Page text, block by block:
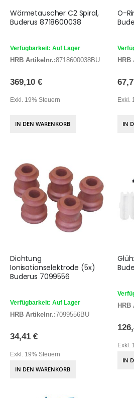
Wärmetauscher C2 Spiral,
Buderus 8718600038
Verfügbarkeit: Auf Lager
HRB Artikelnr.:8718600038BU
369,10 €
Exkl. 19% Steuern
IN DEN WARENKORB
O-
HRB
Exkl.
IN
Dichtung
Ionisationselektrode (5x)
Buderus 7099556
Verfügbarkeit: Auf Lager
HRB Artikelnr.:7099556BU
34,41 €
Exkl. 19% Steuern
IN DEN WARENKORB
HRB
Exkl.
IN